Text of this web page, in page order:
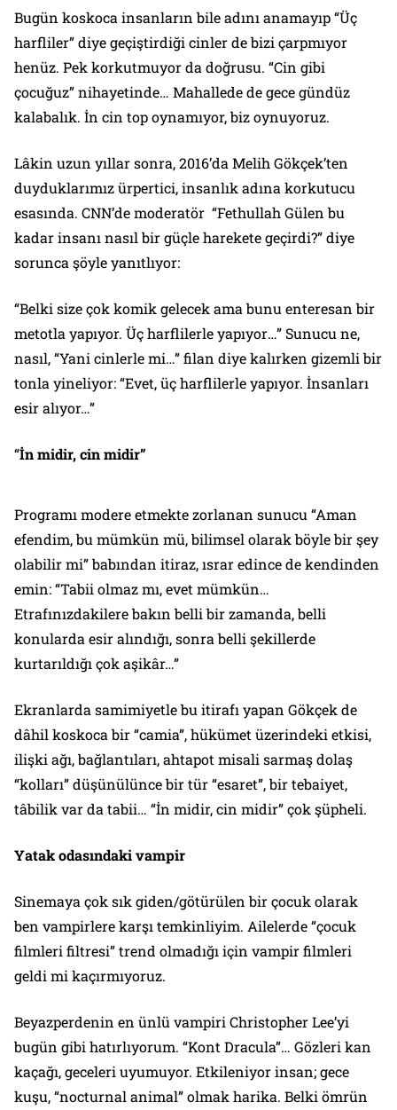
Bugün koskoca insanların bile adını anamayıp“Üç
harfliler” diye geçiştirdiği cinler de bizi çarpmıyor
henüz. Pek korkutmuyor da doğrusu. “Cin gibi
çocuğuz” nihayetinde… Mahallede de gece gündüz
kalabalık. İn cin top oynamıyor, biz oynuyoruz.
Lâkin uzun yıllar sonra, 2016’da Melih Gökçek’ten
duyduklarımız ürpertici, insanlık adına korkutucu
esasında. CNN’de moderatör “Fethullah Gülen bu
kadar insanı nasıl bir güçle harekete geçirdi?”diye
sorunca şöyle yanıtlıyor:
“Belki size çok komik gelecek ama bunu enteresan bir
metotla yapıyor. Üç harflilerle yapıyor…” Sunucu ne,
nasıl, “Yani cinlerle mi…” filan diye kalırken gizemli bir
tonla yineliyor: “Evet, üç harflilerle yapıyor. İnsanları
esir alıyor…”
“İn midir, cin midir”
Programı modere etmekte zorlanan sunucu “Aman
efendim, bu mümkün mü, bilimsel olarak böyle bir şey
olabilir mi” babından itiraz, ısrar edince de kendinden
emin: “Tabii olmaz mı, evet mümkün…
Etrafınızdakilere bakın belli bir zamanda, belli
konularda esir alındığı, sonra belli şekillerde
kurtarıldığı çok aşikâr…”
Ekranlarda samimiyetle bu itirafı yapan Gökçek de
dâhil koskoca bir “camia”, hükümet üzerindeki etkisi,
ilişki ağı, bağlantıları, ahtapot misali sarmaş dolaş
“kolları” düşünülünce bir tür “esaret”, bir tebaiyet,
tâbilik var da tabii… “İn midir, cin midir” çok şüpheli.
Yatak odasındaki vampir
Sinemaya çok sık giden/götürülen bir çocuk olarak
ben vampirlere karşı temkinliyim. Ailelerde “çocuk
filmleri filtresi” trend olmadığı için vampir filmleri
geldi mi kaçırmıyoruz.
Beyazperdenin en ünlü vampiri Christopher Lee’yi
bugün gibi hatırlıyorum. “Kont Dracula”… Gözleri kan
kaçağı, geceleri uyumuyor. Etkileniyor insan;gece
kuşu,“nocturnal animal” olmak harika. Belki ömrün